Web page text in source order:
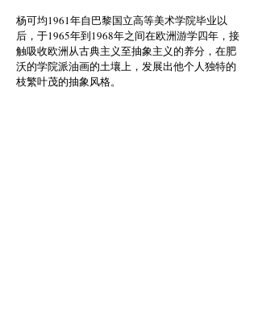
杨可均1961年自巴黎国立高等美术学院毕业以
后，于1965年到1968年之间在欧洲游学四年，接
触吸收欧洲从古典主义至抽象主义的养分，在肥
沃的学院派油画的土壤上，发展出他个人独特的
枝繁叶茂的抽象风格。